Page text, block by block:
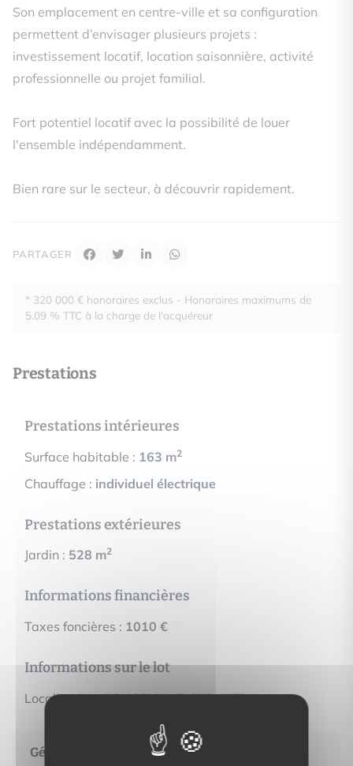
Son emplacement en centre-ville et sa configuration
permettent d’envisager plusieurs projets :
investissement locatif, location saisonnière, activité
professionnelle ou projet familial.
Fort potentiel locatif avec la possibilité de louer
l'ensemble indépendamment.
Bien rare sur le secteur, à découvrir rapidement.
PARTAGER
* 320 000 € honoraires exclus - Honoraires maximums de
5.09 % TTC à la charge de l'acquéreur
Prestations
Prestations intérieures
Surface habitable : 163 m2
Chauffage : individuel électrique
Prestations extérieures
Jardin : 528 m2
Informations financières
Taxes foncières : 1010 €
Informations sur le lot
Localisation :LONGEVILLE-SUR-MER
Géorisques